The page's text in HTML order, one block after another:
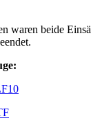
waren beide